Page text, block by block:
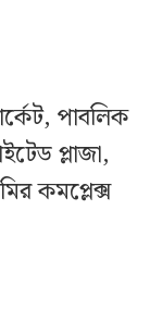
পাবলিক
প্লাজা,
কমপ্লেক্স